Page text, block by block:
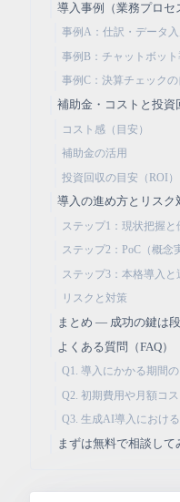
導入事例（業務プロセ
事例A：仕訳・データ
事例B：チャットボッ
事例C：決算チェック
補助金・コストと投資
コスト感（目安）
補助金の活用
投資回収の目安（ROI）
導入の進め方とリスク
ステップ1：現状把握と
ステップ2：PoC（概念
ステップ3：本格導入と
リスクと対策
まとめ — 成功の鍵は
よくある質問（FAQ）
Q1. 導入にかかる期間
Q2. 初期費用や月額コ
Q3. 生成AI導入におけ
まずは無料で相談して